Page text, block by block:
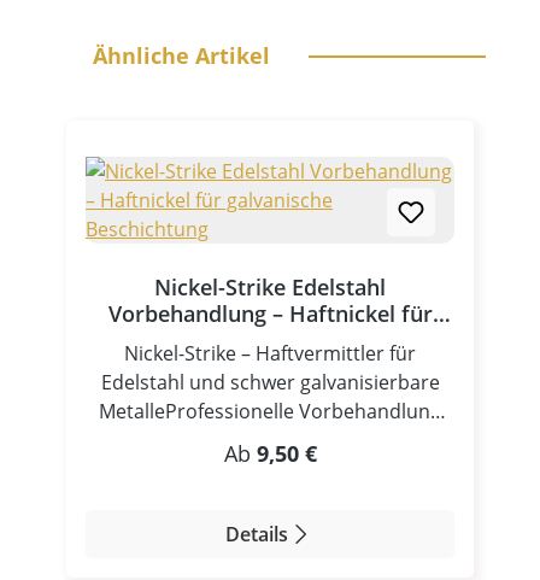
Ähnliche Artikel
Nickel-Strike Edelstahl
Vorbehandlung – Haftnickel für
galvanische Beschichtung
Nickel-Strike – Haftvermittler für
Edelstahl und schwer galvanisierbare
MetalleProfessionelle Vorbehandlung
für die galvanische Beschichtung von
Edelstahl und hochlegierten StählenDer
Galvanik wurde speziell entwickelt, um
Regulärer Preis:
Ab 9,50 €
Details